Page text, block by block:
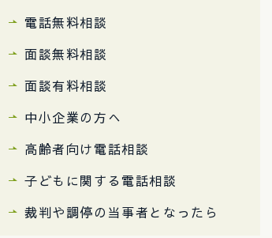
電話無料相談
面談無料相談
面談有料相談
中小企業の方へ
高齢者向け電話相談
子どもに関する電話相談
裁判や調停の当事者となったら